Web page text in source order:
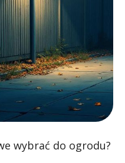
wybrać do ogrodu?